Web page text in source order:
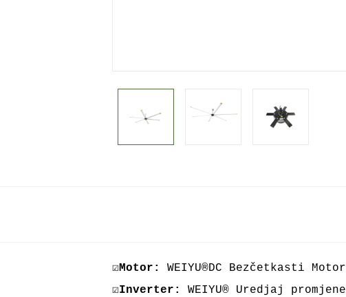
☑Motor: WEIYU®DC Bezčetkasti
☑Inverter: WEIYU® Uredjaj